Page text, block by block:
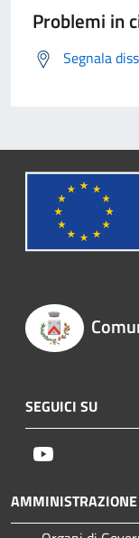
Problemi in
Segnala
SEGUICI SU
AMMINISTRAZIONE